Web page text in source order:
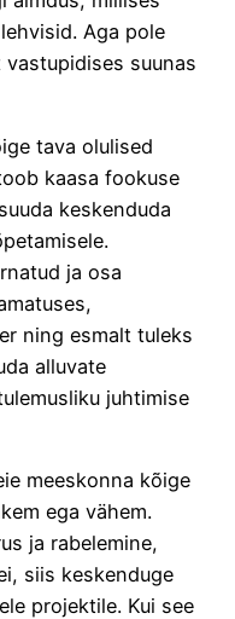
Aga pole
suunas
tava olulised
kaasa fookuse
keskenduda
ja osa
ning esmalt tuleks
alluvate
juhtimise
meeskonna kõige
ega vähem.
ja rabelemine,
siis keskenduge
projektile. Kui see